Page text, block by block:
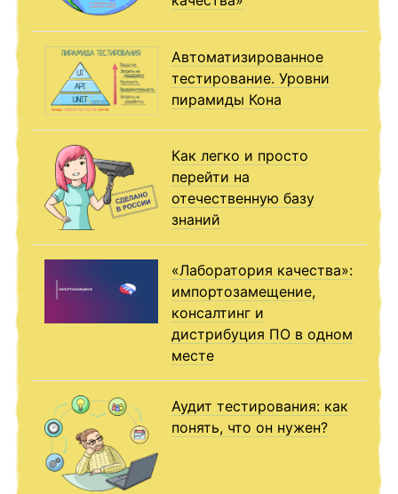
Автоматизированное
тестирование. Уровни
пирамиды Кона
Как легко и просто
перейти на
отечественную базу
знаний
«Лаборатория качества»:
импортозамещение,
консалтинг и
дистрибуция ПО в одном
месте
Аудит тестирования: как
понять, что он нужен?